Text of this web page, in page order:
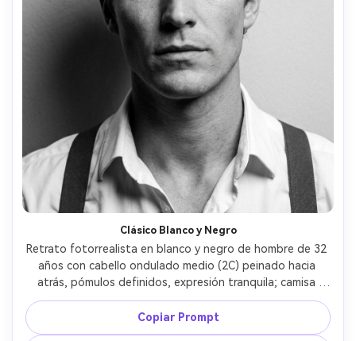
Clásico Blanco y Negro
Retrato fotorrealista en blanco y negro de hombre de 32
años con cabello ondulado medio (2C) peinado hacia
atrás, pómulos definidos, expresión tranquila; camisa
blanca y tirantes; pared de fondo texturizada; luz
Rembrandt fuerte y relleno sutil; Leica SL2, 90mm f/2,
microcontraste nítido; recorte ajustado, ligera inclinación;
Copiar Prompt